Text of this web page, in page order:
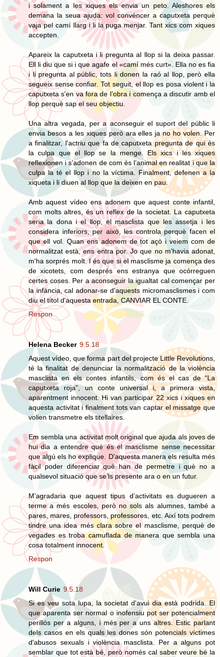
i solament a les xiques els envia un peto. Aleshores els
demana la seua ajuda: vol convéncer a caputxeta perquè
vaja pel camí llarg i li la puga menjar. Tant xics com xiques
accepten.
Apareix la caputxeta i li pregunta al llop si la deixa passar.
Ell li diu que si i que agafe el «camí més curt». Ella no es fia
i li pregunta al públic, tots li donen la raó al llop, però ella
segueix sense confiar. Tot seguit, el llop es posa violent i la
caputxeta s'en va fora de l’obra i comença a discutir amb el
llop perquè sap el seu objectiu.
Una altra vegada, per a aconseguir el suport del públic li
envia besos a les xiques però ara elles ja no ho volen. Per
a finalitzar, l'actriu que fa de caputxeta pregunta de qui és
la culpa que el llop se la menge. Els xics i les xiques
reflexionen i s’adonen de com és l’animal en realitat i que la
culpa la té el llop i no la víctima. Finalment, defenen a la
xiqueta i li diuen al llop que la deixen en pau.
Amb aquest vídeo ens adonem que aquest conte infantil,
com molts altres, és un reflex de la societat. La caputxeta
seria la dona i el llop, el masclista que les assetja i les
considera inferiors, per això, les controla perquè facen el
que ell vol. Quan ens adonem de tot açò i veiem com de
normalitzat està, ens entra por. Jo que no m'havia adonat,
m'ha sorprés molt. I és que si el masclisme ja comença des
de xicotets, com després ens estranya que ocórreguen
certes coses. Per a aconseguir la igualtat cal començar per
la infància, cal adonar-se d'aquests micromasclismes i com
diu el títol d'aquesta entrada, CANVIAR EL CONTE.
Respon
Helena Becker 9.5.18
Aquest vídeo, que forma part del projecte Little Revolutions,
té la finalitat de denunciar la normalització de la violència
masclista en els contes infantils, com és el cas de “La
caputxeta roja”, un conte universal i, a primera vista,
aparentment innocent. Hi van participar 22 xics i xiques en
aquesta activitat i finalment tots van captar el missatge que
volien transmetre els titellaires.
Em sembla una activitat molt original que ajuda als joves de
hui dia a entendre què és el masclisme sense necessitar
que algú els ho explique. D’aquesta manera els resulta més
fàcil poder diferenciar què han de permetre i què no a
qualsevol situació que se’ls presente ara o en un futur.
M’agradaria que aquest tipus d’activitats es dugueren a
terme a més escoles, però no sols als alumnes, també a
pares, mares, professors, professores, etc. Així tots podrem
tindre una idea més clara sobre el masclisme, perquè de
vegades es troba camuflada de manera que sembla una
cosa totalment innocent.
Respon
Will Curie 9.5.18
Si es veu sota lupa, la societat d'avui dia està podrida. El
que aparenta ser normal o inofensiu pot ser potencialment
perillós per a alguns, i més per a uns altres. Estic parlant
dels casos en els quals les dones són potencials víctimes
d'abusos sexuals i violència masclista. Per a alguns pot
semblar que tot està bé, però només cal saber veure bé la